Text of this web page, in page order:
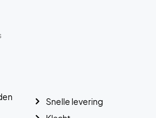
Snelle levering